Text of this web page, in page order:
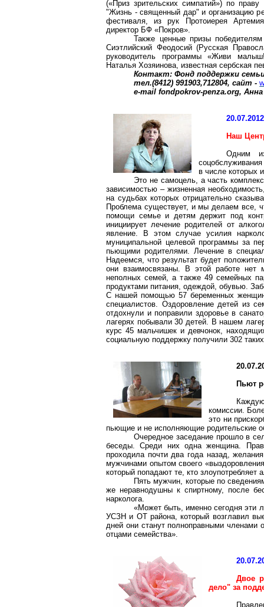
(«Приз зрительских симпатий») по
"Жизнь - священный дар" и организацию
фестиваля, из рук Протоиерея Артемия
директор БФ «Покров».
Также ценные призы
Сиэтлийский Феодосий (Русская
руководитель программы «Живи
Наталья Хозяинова, известная сербская
Контакт: Фонд поддержки
тел.(8412) 991903,712804, сайт -
е-mail fondpokrov-penza.org, Анна
20.07.2012
Наш
Одним
соцобслуживания
в числе которых
Это не самоцель, а часть
зависимостью – жизненная
на судьбах которых отрицательно
Проблема существует, и мы делаем все,
помощи семье и детям держит под
инициирует лечение родителей от
явление. В этом случае усилия
муниципальной целевой программы за
пьющими родителями. Лечение в
Надеемся, что результат будет
они взаимосвязаны. В этой работе
неполных семей, а также 49 семейных
продуктами питания, одеждой, обувью.
С нашей помощью 57 беременных женщин
специалистов. Оздоровление детей из
отдохнули и поправили здоровье в
лагерях побывали 30 детей. В нашем
курс 45 мальчишек и девчонок,
социальную поддержку получили 302 таких
Пьют
комиссии.
это ни
пьющие и не исполняющие родительские
Очередное заседание прошло в
беседы. Среди них одна женщина.
проходила почти два года назад,
мужчинами опытом своего
который попадают те, кто злоупотребляет
Пять мужчин, которые по
же неравнодушны к спиртному, после
нарколога.
«Может быть, именно сегодня эти
УСЗН и ОТ района, который возглавил
дней они станут полноправными членами
отцами семейства».
Двое
дело" за